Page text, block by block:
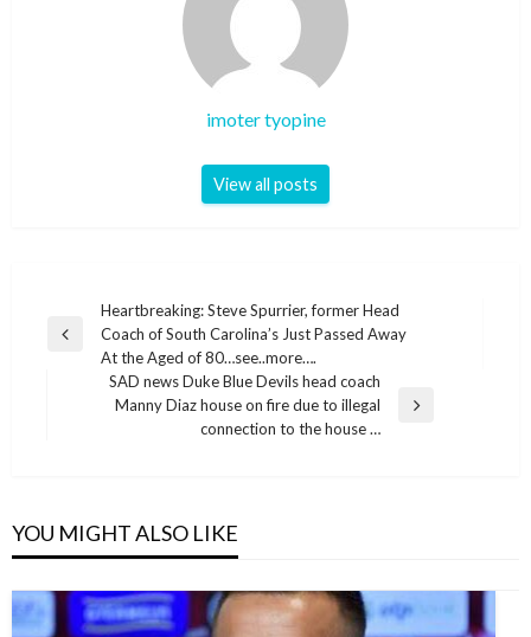
imoter tyopine
View all posts
navigation
Previous
Heartbreaking: Steve Spurrier, former Head
Coach of South Carolina’s Just Passed Away
At the Aged of 80…see..more….
SAD news Duke Blue Devils head coach
Manny Diaz house on fire due to illegal
connection to the house …
YOU MIGHT ALSO LIKE